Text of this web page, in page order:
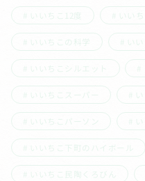
いいちこ12度 いい
いいちこの科学 い
いいちこシルエット
いいちこスーパー
いいちこパーソン
いいちこ下町のハイボール
いいちこ民陶くろびん